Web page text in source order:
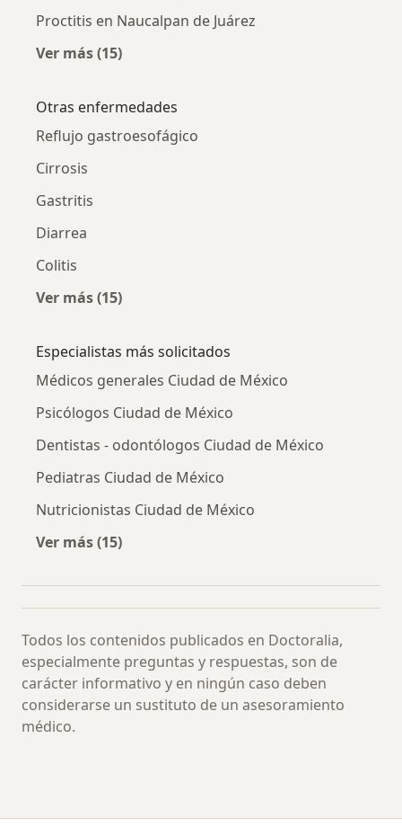
Proctitis en Naucalpan de Juárez
Ver más (15)
Otras enfermedades
Reflujo gastroesofágico
Cirrosis
Gastritis
Diarrea
Colitis
Ver más (15)
Especialistas más solicitados
Médicos generales Ciudad de México
Psicólogos Ciudad de México
Dentistas - odontólogos Ciudad de México
Pediatras Ciudad de México
Nutricionistas Ciudad de México
Ver más (15)
Todos los contenidos publicados en Doctoralia,
especialmente preguntas y respuestas, son de
carácter informativo y en ningún caso deben
considerarse un sustituto de un asesoramiento
médico.